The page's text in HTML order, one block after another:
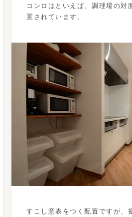
コンロはといえば、調理場の対
置されています。
すこし意表をつく配置ですが、